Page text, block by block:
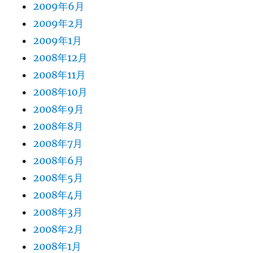
2009年6月
2009年2月
2009年1月
2008年12月
2008年11月
2008年10月
2008年9月
2008年8月
2008年7月
2008年6月
2008年5月
2008年4月
2008年3月
2008年2月
2008年1月